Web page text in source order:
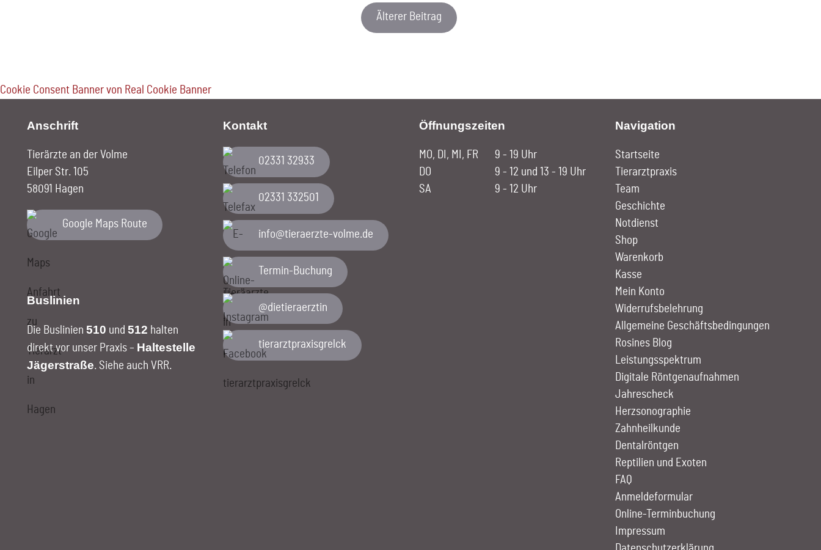
Älterer Beitrag
Cookie Consent Banner von Real Cookie Banner
Anschrift
Tierärzte an der Volme
Eilper Str. 105
58091 Hagen
Google Maps Route
Buslinien
Die Buslinien510 und512 halten
direkt vor unser Praxis – Haltestelle
Jägerstraße. Siehe auch VRR.
Kontakt
02331 32933
02331 332501
ed.emlov-etzreareit@ofni
Termin-Buchung
@dietieraerztin
tierarztpraxisgrelck
Öffnungszeiten
MO, DI, MI, FR
9 - 19 Uhr
DO
9 - 12 und 13 - 19 Uhr
SA
9 - 12 Uhr
Navigation
Startseite
Tierarztpraxis
Team
Geschichte
Notdienst
Shop
Warenkorb
Kasse
Mein Konto
Widerrufsbelehrung
Allgemeine Geschäftsbedingungen
Rosines Blog
Leistungs­spektrum
Digitale Röntgen­aufnahmen
Jahrescheck
Herz­sono­graphie
Zahn­heilkunde
Dentalröntgen
Reptilien und Exoten
FAQ
Anmelde­formular
Online-Terminbuchung
Impressum